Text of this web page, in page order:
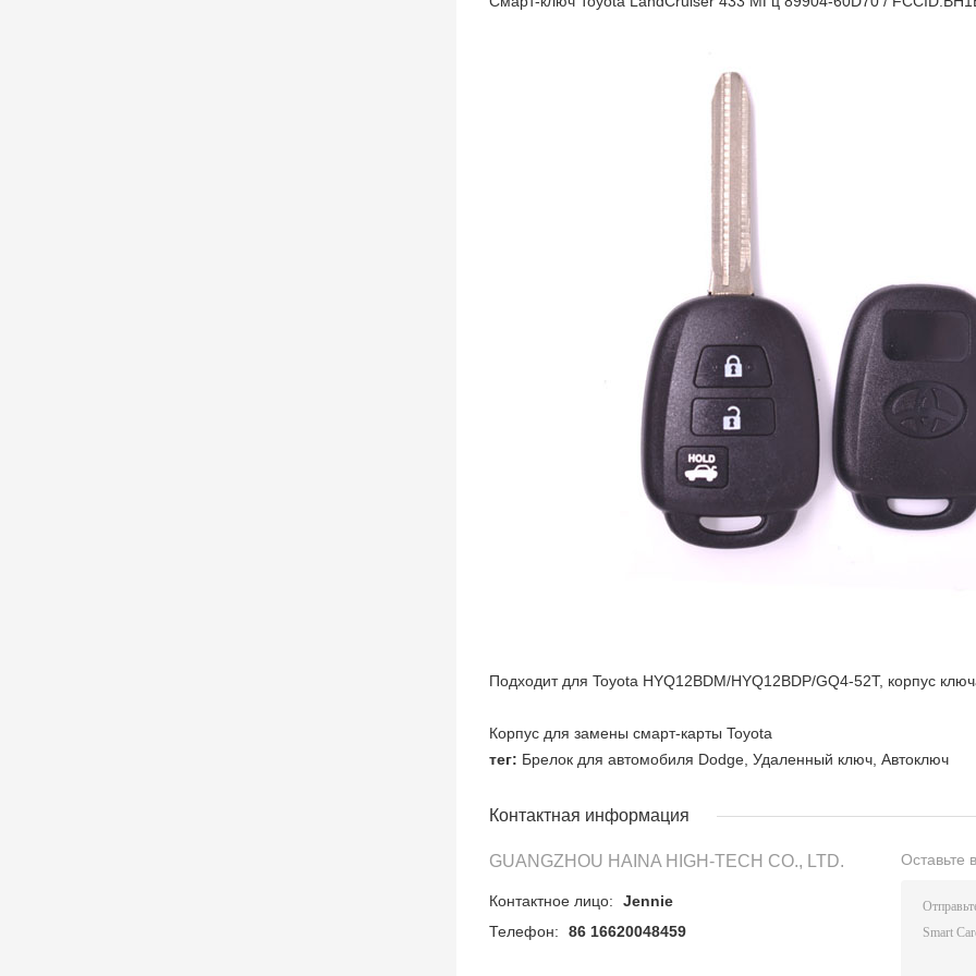
Подходит для Toyota HYQ12BDM/HYQ12BDP/GQ4-52T, корпус
Корпус для замены смарт-карты Toyota
тег: Брелок для автомобиля Dodge, Удаленный ключ, Автоключ
Контактная информация
GUANGZHOU HAINA HIGH-TECH CO., LTD.
Контактное лицо:
Jennie
Телефон:
86 16620048459
Оставьте